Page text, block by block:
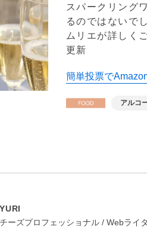
スパークリング
るのではないで
ムリエが詳しく
更新
簡単投票で
アルコ
YURI
ーズプロフェッショナル / Webライ